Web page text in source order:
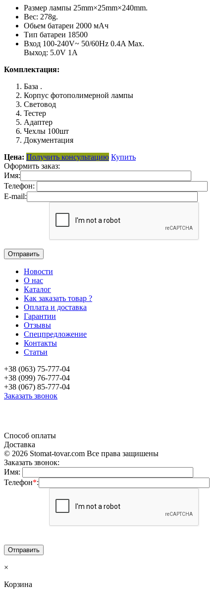
Размер лампы 25mm×25mm×240mm.
Вес: 278g.
Обьем батареи 2000 мАч
Тип батареи 18500
Вход 100-240V~ 50/60Hz 0.4A Max.
Выход: 5.0V 1A
Комплектация:
База .
Корпус фотополимерной лампы
Световод
Тестер
Адаптер
Чехлы 100шт
Документация
Цена: Получить консультацию Купить
Оформить заказ:
Имя:
Телефон:
E-mail:
Новости
О нас
Каталог
Как заказать товар ?
Оплата и доставка
Гарантии
Отзывы
Спецпредложение
Контакты
Статьи
+38 (063) 75-777-04
+38 (099) 76-777-04
+38 (067) 85-777-04
Заказать звонок
Способ оплаты
Доставка
© 2026 Stomat-tovar.com Все права защишены
Заказать звонок:
Имя:
Телефон*:
×
Корзина